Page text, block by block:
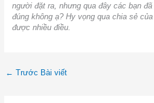
người đặt ra, nhưng qua đây các bạn
đúng không ạ? Hy vọng qua chia sẻ
được nhiều điều.
← Trước Bài viết